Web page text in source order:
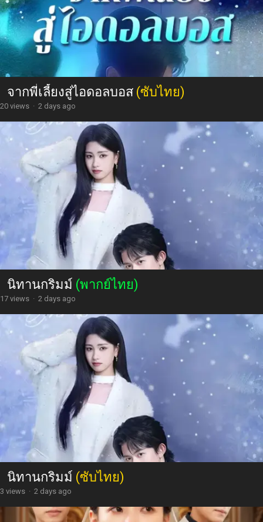
จากพี่เลี้ยงสู่ไอดอลบอส (ซับไทย)
20 views · 2 days ago
นิทานกริมม์ (พากย์ไทย)
17 views · 2 days ago
นิทานกริมม์ (ซับไทย)
3 views · 2 days ago